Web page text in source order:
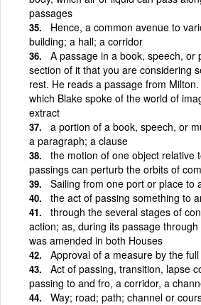
passages
Hence, a common avenue to
building; a hall; a corridor
A passage in a book, speech, or
section of it that you are considering
rest. He reads a passage from
which Blake spoke of the world of
extract
a portion of a book, speech, or
a paragraph; a clause
the motion of one object relative
passings can perturb the orbits of
Sailing from one port or place to
the act of passing something to
through the several stages of
action; as, during its passage
was amended in both Houses
Approval of a measure by the
Act of passing, transition, lapse
passing to and fro, a corridor, a
Way; road; path; channel or